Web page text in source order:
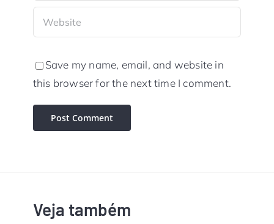
Save my name, email, and website in
this browser for the next time I comment.
Veja também